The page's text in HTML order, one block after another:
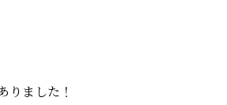
りました！